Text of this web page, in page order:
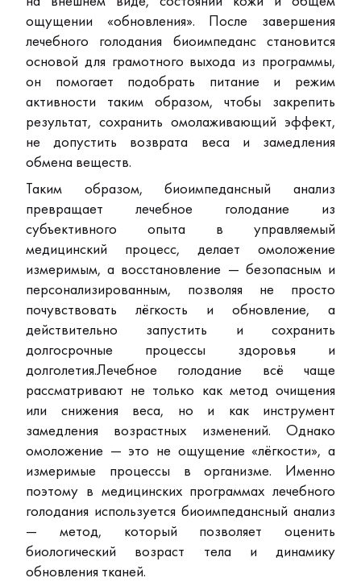
ощущении «обновления». После завершения
лечебного голодания биоимпеданс становится
основой для грамотного выхода из программы,
он помогает подобрать питание и режим
активности таким образом, чтобы закрепить
результат, сохранить омолаживающий эффект,
не допустить возврата веса и замедления
обмена веществ.
Таким образом, биоимпедансный анализ
превращает лечебное голодание из
субъективного опыта в управляемый
медицинский процесс, делает омоложение
измеримым, а восстановление — безопасным и
персонализированным, позволяя не просто
почувствовать лёгкость и обновление, а
действительно запустить и сохранить
долгосрочные процессы здоровья и
долголетия.Лечебное голодание всё чаще
рассматривают не только как метод очищения
или снижения веса, но и как инструмент
замедления возрастных изменений. Однако
омоложение — это не ощущение «лёгкости», а
измеримые процессы в организме. Именно
поэтому в медицинских программах лечебного
голодания используется биоимпедансный анализ
— метод, который позволяет оценить
биологический возраст тела и динамику
обновления тканей.